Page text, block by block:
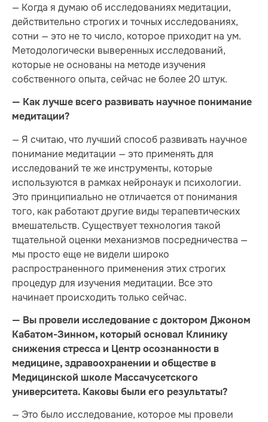
— Когда я думаю об исследованиях медитации,
действительно строгих и точных исследованиях,
сотни — это не то число, которое приходит на ум.
Методологически выверенных исследований,
которые не основаны на методе изучения
собственного опыта, сейчас не более 20 штук.
— Как лучше всего развивать научное понимание
медитации?
— Я считаю, что лучший способ развивать научное
понимание медитации — это применять для
исследований те же инструменты, которые
используются в рамках нейронаук и психологии.
Это принципиально не отличается от понимания
того, как работают другие виды терапевтических
вмешательств. Существует технология такой
тщательной оценки механизмов посредничества —
мы просто еще не видели широко
распространенного применения этих строгих
процедур для изучения медитации. Все это
начинает происходить только сейчас.
— Вы провели исследование с доктором Джоном
Кабатом-Зинном, который основал Клинику
снижения стресса и Центр осознанности в
медицине, здравоохранении и обществе в
Медицинской школе Массачусетского
университета. Каковы были его результаты?
— Это было исследование, которое мы провели